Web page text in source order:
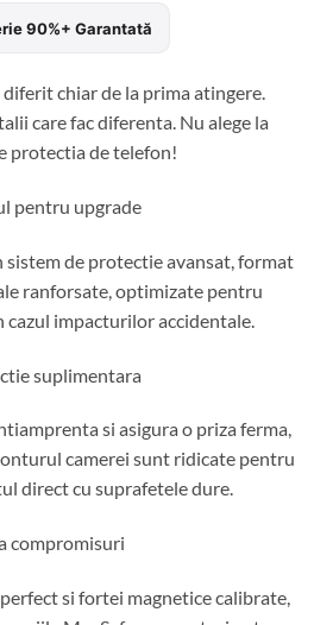
90%+ Garantată
chiar de la prima atingere.
care fac diferenta. Nu alege la
protectia de telefon!
pentru upgrade
sistem de protectie avansat, format
ranforsate, optimizate pentru
cazul impacturilor accidentale.
suplimentara
si asigura o priza ferma,
camerei sunt ridicate pentru
direct cu suprafetele dure.
compromisuri
si fortei magnetice calibrate,